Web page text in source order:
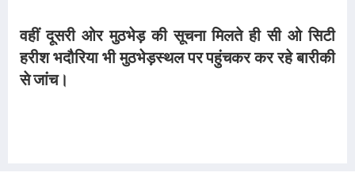
वहीं दूसरी ओर मुठभेड़ की सूचना मिलते ही सी ओ सिटी
हरीश भदौरिया भी मुठभेड़स्थल पर पहुंचकर कर रहे बारीकी
से जांच।